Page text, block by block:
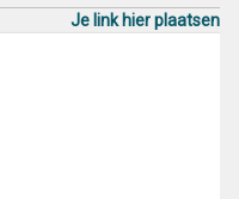
Je link hier plaatsen